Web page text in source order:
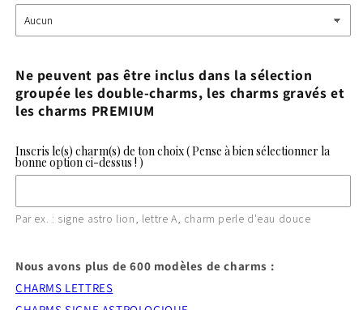
Ne peuvent pas être inclus dans la sélection
groupée les double-charms, les charms gravés et
les charms PREMIUM
Inscris le(s) charm(s) de ton choix ( Pense à bien sélectionner la
bonne option ci-dessus ! )
Par ex. : signe astro lion, lettre A, charm perle d'eau douce
Nous avons plus de 600 modèles de charms :
CHARMS LETTRES